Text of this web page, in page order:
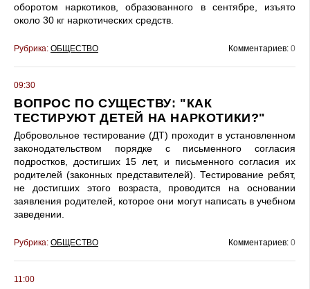
оборотом наркотиков, образованного в сентябре, изъято
около 30 кг наркотических средств.
Рубрика: ОБЩЕСТВО Комментариев: 0
09:30
ВОПРОС ПО СУЩЕСТВУ: "КАК
ТЕСТИРУЮТ ДЕТЕЙ НА НАРКОТИКИ?"
Добровольное тестирование (ДТ) проходит в установленном
законодательством порядке с письменного согласия
подростков, достигших 15 лет, и письменного согласия их
родителей (законных представителей). Тестирование ребят,
не достигших этого возраста, проводится на основании
заявления родителей, которое они могут написать в учебном
заведении.
Рубрика: ОБЩЕСТВО Комментариев: 0
11:00